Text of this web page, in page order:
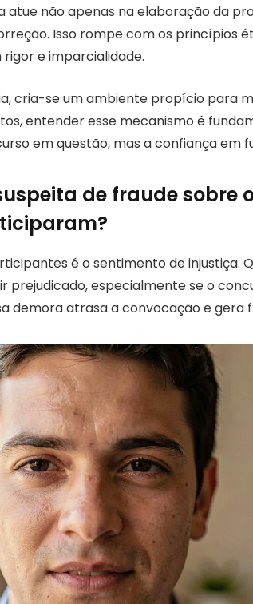
atue não apenas na elaboração da
Isso rompe com os princípios
e imparcialidade.
cria-se um ambiente propício para
entender esse mecanismo é
em questão, mas a confiança em
de fraude sobre
é o sentimento de injustiça.
prejudicado, especialmente se o
demora atrasa a convocação e gera